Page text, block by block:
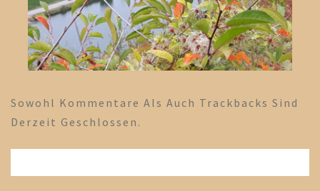
Sowohl Kommentare Als Auch Trackbacks Sind
Derzeit Geschlossen.